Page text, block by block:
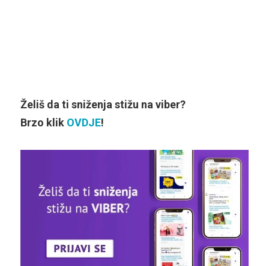
Želiš da ti sniženja stižu na viber?
Brzo klik OVDJE!